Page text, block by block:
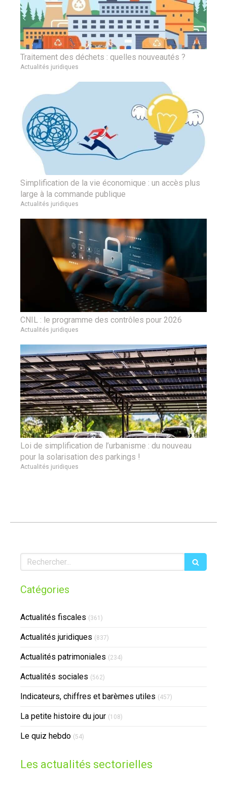
Traitement des déchets : quelles nouveautés ?
Actualités juridiques
Simplification de la vie économique : un accès plus
large à la commande publique
Actualités juridiques
CNIL : le programme des contrôles pour 2026
Actualités juridiques
Loi de simplification de l’urbanisme : du nouveau
pour la solarisation des parkings !
Actualités juridiques
Rechercher
Catégories
Actualités fiscales (361)
Actualités juridiques (837)
Actualités patrimoniales (234)
Actualités sociales (562)
Indicateurs, chiffres et barèmes utiles (457)
La petite histoire du jour (108)
Le quiz hebdo (54)
Les actualités sectorielles